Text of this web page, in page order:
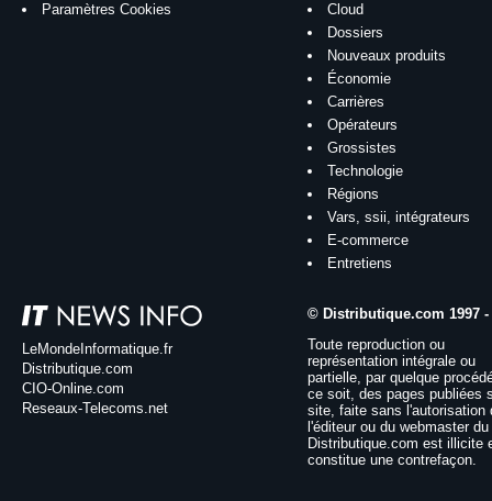
Paramètres Cookies
Cloud
Dossiers
Nouveaux produits
Économie
Carrières
Opérateurs
Grossistes
Technologie
Régions
Vars, ssii, intégrateurs
E-commerce
Entretiens
LeMondeInformatique.fr
Distributique.com
CIO-Online.com
Reseaux-Telecoms.net
© Distributique.com 1997 -
Toute reproduction ou
représentation intégrale ou
partielle, par quelque
ce soit, des pages publiées
site, faite sans l'autorisation
l'éditeur ou du webmaster
Distributique.com est illicite
constitue une contrefaçon.